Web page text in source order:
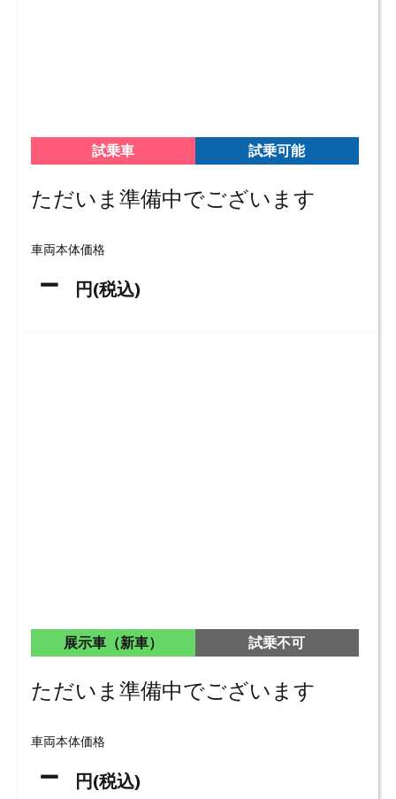
試乗車 試乗可能
ただいま準備中でございます
車両本体価格
－ 円(税込)
展示車（新車） 試乗不可
ただいま準備中でございます
車両本体価格
－ 円(税込)